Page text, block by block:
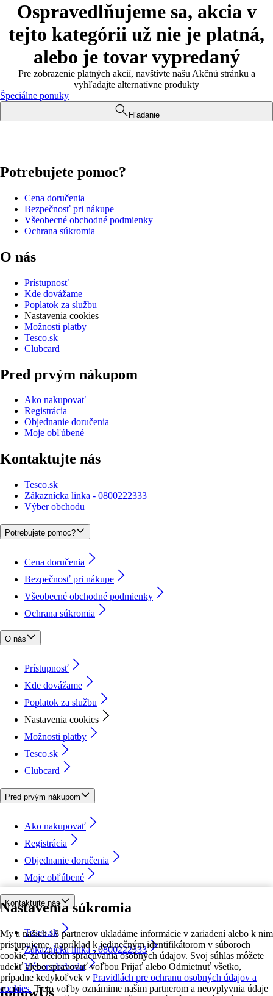
Nastavenia súkromia
My a našich 18 partnerov ukladáme informácie v zariadení alebo k nim
pristupujeme, napríklad k jedinečným identifikátorom v súboroch
cookie, za účelom spracúvania osobných údajov. Svoj súhlas môžete
udeliť alebo spravovať voľbou Prijať alebo Odmietnuť všetko,
prípadne kedykoľvek v Pravidlách pre ochranu osobných údajov a
cookies. Tieto voľby oznámime našim partnerom a neovplyvnia údaje
Ospravedlňujeme sa, akcia v
tejto kategórii už nie je platná,
alebo je tovar vypredaný
Pre zobrazenie platných akcií, navštívte našu Akčnú stránku a
vyhľadajte alternatívne produkty
Špeciálne ponuky
Hľadanie
Potrebujete pomoc?
Cena doručenia
Bezpečnosť pri nákupe
Všeobecné obchodné podmienky
Ochrana súkromia
O nás
Prístupnosť
Kde dovážame
Poplatok za službu
Nastavenia cookies
Možnosti platby
Tesco.sk
Clubcard
Pred prvým nákupom
Ako nakupovať
Registrácia
Objednanie doručenia
Moje obľúbené
Kontaktujte nás
Tesco.sk
Zákaznícka linka - 0800222333
Výber obchodu
Potrebujete pomoc?
Cena doručenia
Bezpečnosť pri nákupe
Všeobecné obchodné podmienky
Ochrana súkromia
O nás
Prístupnosť
Kde dovážame
Poplatok za službu
Nastavenia cookies
Možnosti platby
Tesco.sk
Clubcard
Pred prvým nákupom
Ako nakupovať
Registrácia
Objednanie doručenia
Moje obľúbené
Kontaktujte nás
Tesco.sk
Zákaznícka linka - 0800222333
Výber obchodu
followUs